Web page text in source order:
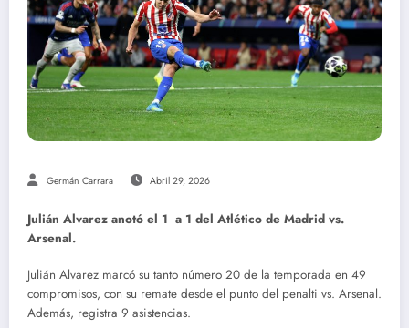
Germán Carrara Abril 29, 2026
Julián Alvarez anotó el 1 a 1 del Atlético de Madrid vs.
Arsenal.
Julián Alvarez marcó su tanto número 20 de la temporada en 49
compromisos, con su remate desde el punto del penalti vs. Arsenal.
Además, registra 9 asistencias.